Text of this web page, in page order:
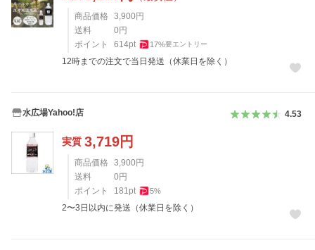
商品価格 3,900 円
送料
0 円
ポイント
614pt 17%要エントリー
12時までの注文で当日発送（休業日を除く）
水広場Yahoo!店 4.53
実質 3,719円
商品価格 3,900 円
送料
0 円
ポイント
181pt 5%
2〜3日以内に発送（休業日を除く）